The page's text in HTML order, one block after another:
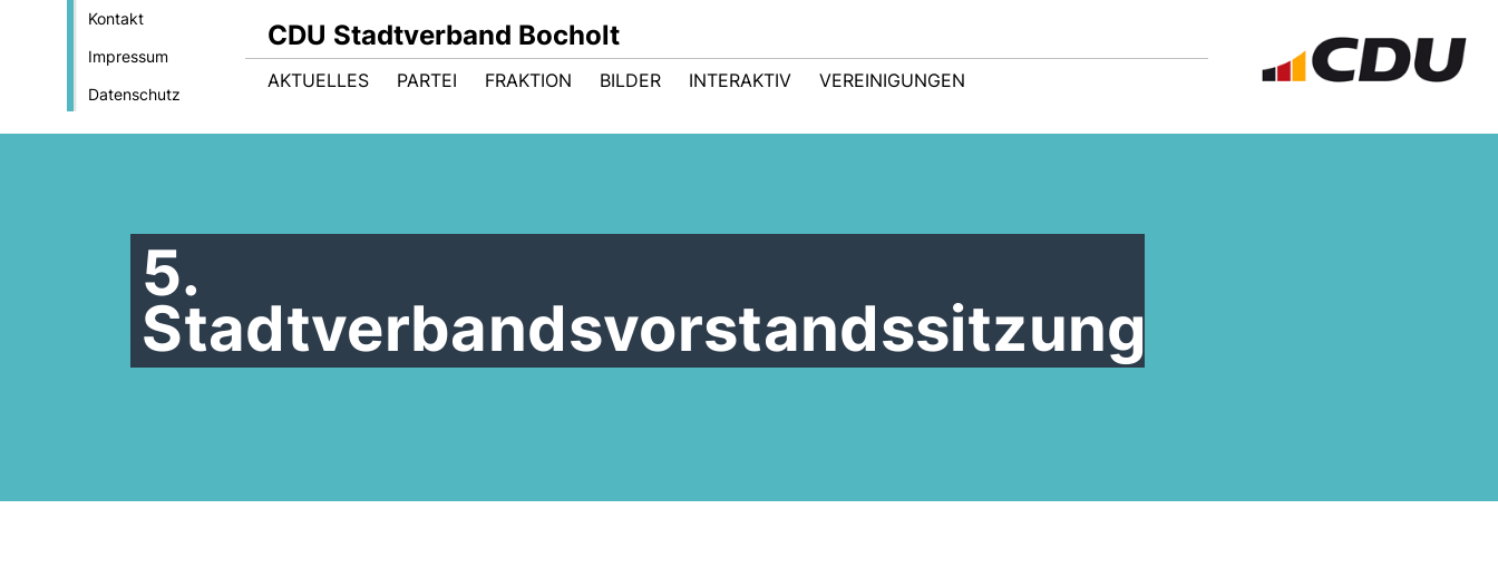
Kontakt
Impressum
Datenschutz
CDU Stadtverband Bocholt
AKTUELLES PARTEI FRAKTION BILDER INTERAKTIV VEREINIGUNGEN
5.
Stadtverbandsvorstandssitzung